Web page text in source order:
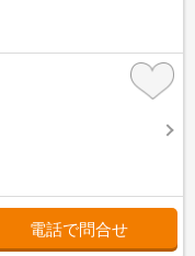
電話で問合せ